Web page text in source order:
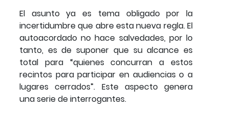
El asunto ya es tema obligado por la
incertidumbre que abre esta nueva regla. El
autoacordado no hace salvedades, por lo
tanto, es de suponer que su alcance es
total para “quienes concurran a estos
recintos para participar en audiencias o a
lugares cerrados”. Este aspecto genera
una serie de interrogantes.